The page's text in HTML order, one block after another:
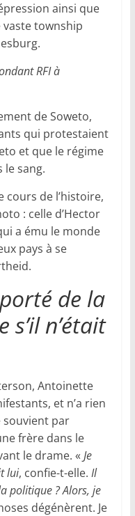
ainsi que
vaste township
RFI à
de Soweto,
qui protestaient
et que le régime
le sang.
cours de l’histoire,
: celle d’Hector
a ému le monde
pays à se
de la
n’était
Antoinette
et n’a rien
souvient par
frère dans le
le drame. « Je
lui, confie-t-elle. Il
politique ? Alors, je
dégénèrent. Je